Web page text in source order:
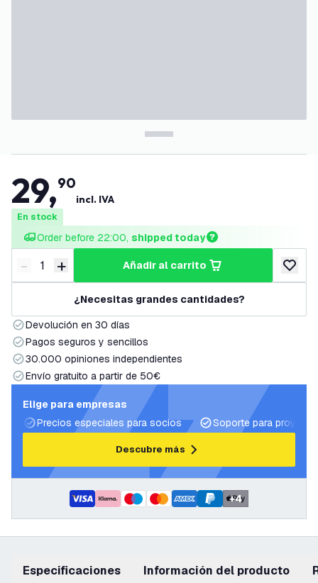
29,90
incl. IVA
En stock
Order before 22:00, shipped today
Disminuir cantidad
- Aumentar cantidad
+ añadir al carrito
añadir
¿Necesitas grandes cantidades?
Devolución en 30 días
Pagos seguros y sencillos
30.000 opiniones independientes
Envío gratuito a partir de 50€
Elige para empresas
Precios especiales para socios
Soporte para
Descubre más
+4
Especificaciones información del producto